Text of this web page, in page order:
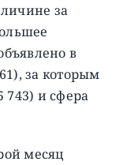
за
в
за которым
743) и сфера
месяц